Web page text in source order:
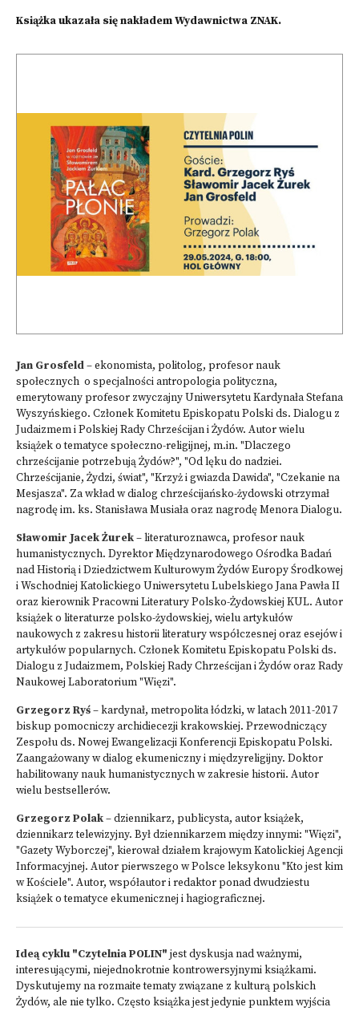
Książka ukazała się nakładem Wydawnictwa ZNAK.
Jan Grosfeld– ekonomista, politolog, profesor nauk
społecznych o specjalności antropologia polityczna,
emerytowany profesor zwyczajny Uniwersytetu Kardynała Stefana
Wyszyńskiego. Członek Komitetu Episkopatu Polski ds. Dialogu z
Judaizmem i Polskiej Rady Chrześcijan i Żydów. Autor wielu
książek o tematyce społeczno-religijnej, m.in. "Dlaczego
chrześcijanie potrzebują Żydów?", "Od lęku do nadziei.
Chrześcijanie, Żydzi, świat", "Krzyż i gwiazda Dawida", "Czekanie na
Mesjasza". Za wkład w dialog chrześcijańsko-żydowski otrzymał
nagrodę im. ks. Stanisława Musiała oraz nagrodę Menora Dialogu.
Sławomir Jacek Żurek– literaturoznawca, profesor nauk
humanistycznych. Dyrektor Międzynarodowego Ośrodka Badań
nad Historią i Dziedzictwem Kulturowym Żydów Europy Środkowej
i Wschodniej Katolickiego Uniwersytetu Lubelskiego Jana Pawła II
oraz kierownik Pracowni Literatury Polsko-Żydowskiej KUL. Autor
książek o literaturze polsko-żydowskiej, wielu artykułów
naukowych z zakresu historii literatury współczesnej oraz esejów i
artykułów popularnych. Członek Komitetu Episkopatu Polski ds.
Dialogu z Judaizmem, Polskiej Rady Chrześcijan i Żydów oraz Rady
Naukowej Laboratorium "Więzi".
Grzegorz Ryś– kardynał, metropolita łódzki, w latach 2011-2017
biskup pomocniczy archidiecezji krakowskiej. Przewodniczący
Zespołu ds. Nowej Ewangelizacji Konferencji Episkopatu Polski.
Zaangażowany w dialog ekumeniczny i międzyreligijny. Doktor
habilitowany nauk humanistycznych w zakresie historii. Autor
wielu bestsellerów.
Grzegorz Polak– dziennikarz, publicysta, autor książek,
dziennikarz telewizyjny. Był dziennikarzem między innymi: "Więzi",
"Gazety Wyborczej", kierował działem krajowym Katolickiej Agencji
Informacyjnej. Autor pierwszego w Polsce leksykonu "Kto jest kim
w Kościele". Autor, współautor i redaktor ponad dwudziestu
książek o tematyce ekumenicznej i hagiograficznej.
Ideą cyklu "Czytelnia POLIN" jest dyskusja nad ważnymi,
interesującymi, niejednokrotnie kontrowersyjnymi książkami.
Dyskutujemy na rozmaite tematy związane z kulturą polskich
Żydów, ale nie tylko. Często książka jest jedynie punktem wyjścia